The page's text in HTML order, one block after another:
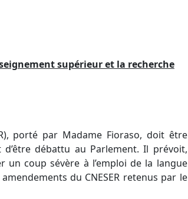
supérieur et la recherche
porté par Madame Fioraso, doit être
débattu au Parlement. Il prévoit,
un coup sévère à l’emploi de la langue
du CNESER retenus par le